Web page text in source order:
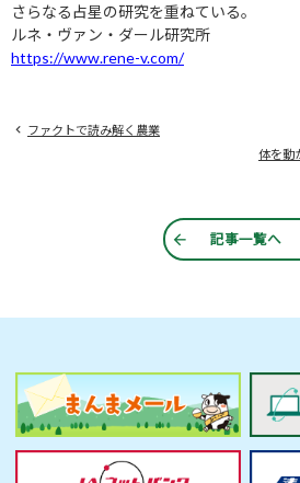
さらなる占星の研究を重ねている。
ルネ・ヴァン・ダール研究所
https://www.rene-v.com/
ファクトで読み解く農業
体を動
記事一覧へ